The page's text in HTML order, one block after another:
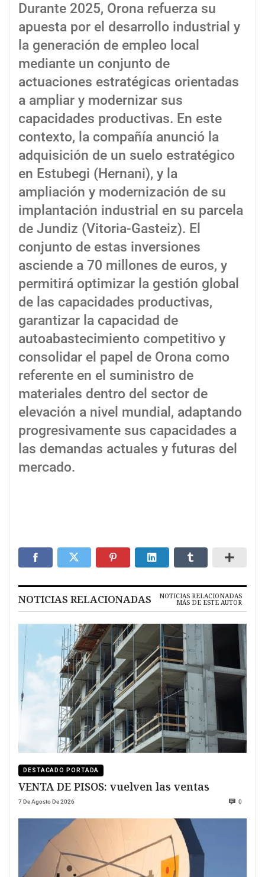
Durante 2025, Orona refuerza su
apuesta por el desarrollo industrial y
la generación de empleo local
mediante un conjunto de
actuaciones estratégicas orientadas
a ampliar y modernizar sus
capacidades productivas. En este
contexto, la compañía anunció la
adquisición de un suelo estratégico
en Estubegi (Hernani), y la
ampliación y modernización de su
implantación industrial en su parcela
de Jundiz (Vitoria-Gasteiz). El
conjunto de estas inversiones
asciende a 70 millones de euros, y
permitirá optimizar la gestión global
de las capacidades productivas,
garantizar la capacidad de
autoabastecimiento competitivo y
consolidar el papel de Orona como
referente en el suministro de
materiales dentro del sector de
elevación a nivel mundial, adaptando
progresivamente sus capacidades a
las demandas actuales y futuras del
mercado.
NOTICIAS RELACIONADAS NOTICIAS RELACIONADAS
MÁS DE ESTE AUTOR
DESTACADO PORTADA
VENTA DE PISOS: vuelven las ventas
7 De Agosto De 2026 0